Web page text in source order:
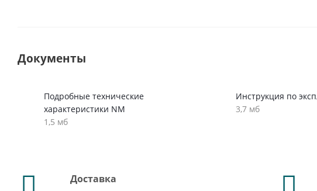
Документы
Подробные технические
характеристики NM
1,5 мб
Инструкция по
3,7 мб
Доставка